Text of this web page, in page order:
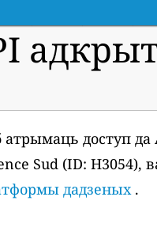
атрымаць доступ да
Sud (ID: H3054),
дадзеных.